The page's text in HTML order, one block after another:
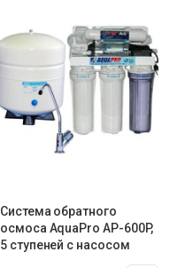
Система обратного
осмоса AquaPro AP-600P,
5 ступеней с насосом